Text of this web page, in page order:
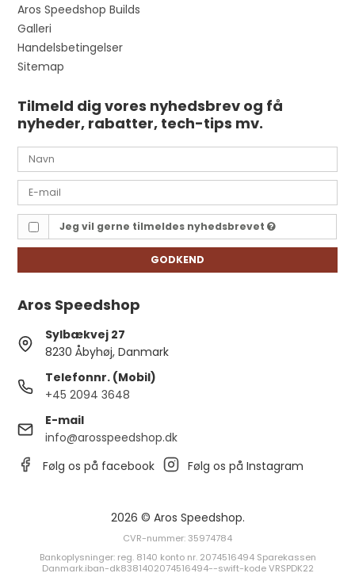
Aros Speedshop Builds
Galleri
Handelsbetingelser
Sitemap
Tilmeld dig vores nyhedsbrev og få
nyheder, rabatter, tech-tips mv.
Jeg vil gerne tilmeldes nyhedsbrevet
GODKEND
Aros Speedshop
Sylbækvej 27
8230 Åbyhøj, Danmark
Telefonnr. (Mobil)
+45 2094 3648
E-mail
info@arosspeedshop.dk
Følg os på facebook
Følg os på Instagram
2026 © Aros Speedshop.
CVR-nummer: 35974784
Bankoplysninger: reg. 8140 konto nr. 2074516494 Sparekassen
Danmark.iban-dk8381402074516494--swift-kode VRSPDK22